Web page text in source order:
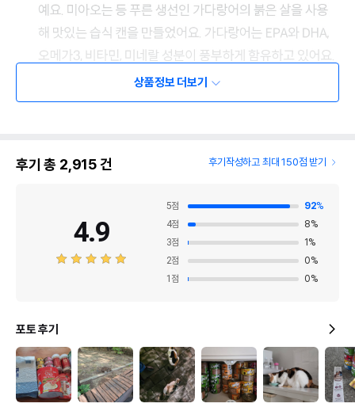
상품정보 더보기
후기 총 2,915건 후기작성하고 최대 150점 받기
4.9
5점 92%
4점 8%
3점 1 %
2점 0%
1 점 0%
포토 후기